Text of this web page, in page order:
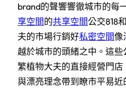
brand的聲響響徹城市的每
享空間的共享空間公交818
夫的市場行銷好私密空間像
越於城市的頭緒之中。這
繁植物大夫的直接經營門
與漂亮理念帶到瞭市平易